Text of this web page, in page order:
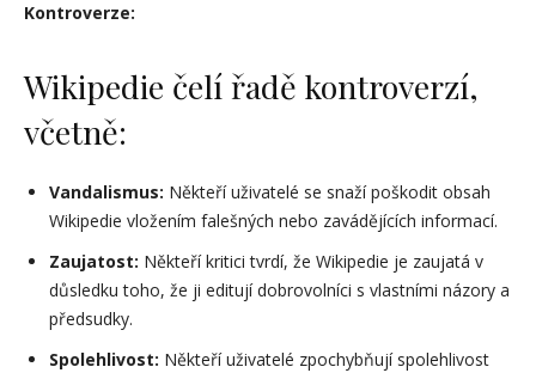
Kontroverze:
Wikipedie čelí řadě kontroverzí,
včetně:
Vandalismus: Někteří uživatelé se snaží poškodit obsah
Wikipedie vložením falešných nebo zavádějících informací.
Zaujatost: Někteří kritici tvrdí, že Wikipedie je zaujatá v
důsledku toho, že ji editují dobrovolníci s vlastními názory a
předsudky.
Spolehlivost: Někteří uživatelé zpochybňují spolehlivost